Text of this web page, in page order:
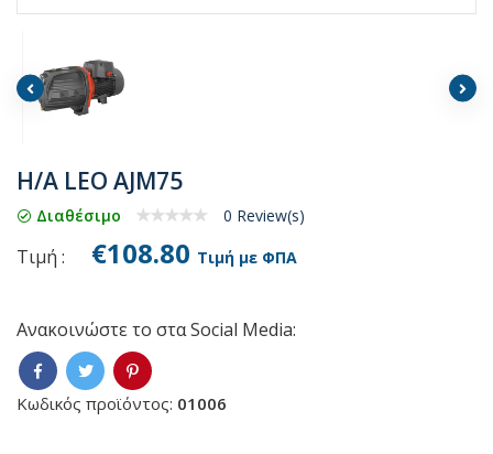
H/A LEO AJM75
Διαθέσιμο 0 Review(s)
Τιμή : €108.80 Τιμή με ΦΠΑ
Ανακοινώστε το στα Social Media:
Κωδικός προϊόντος: 01006